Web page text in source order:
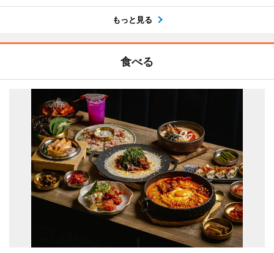
もっと見る
食べる